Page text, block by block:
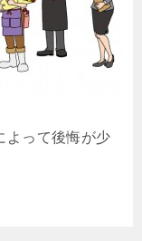
よって後悔が少